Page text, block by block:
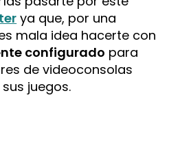
ya que, por una
mala idea hacerte con
configurado para
de videoconsolas
juegos.